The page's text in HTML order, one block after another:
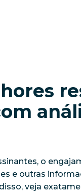
o
e outras
veja